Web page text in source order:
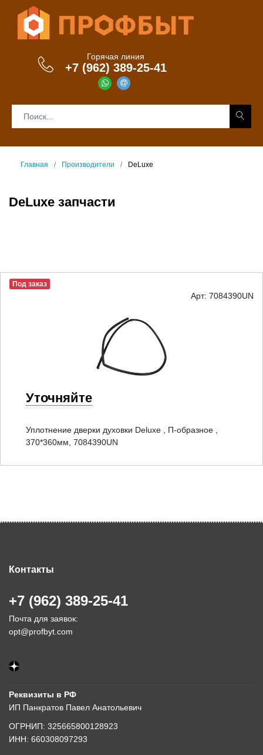
Горячая линия
+7 (962) 389-25-41
Главная Производители DeLuxe
DeLuxe запчасти
Под заказ
Арт: 7084390UN
Уточняйте
Уплотнение дверки духовки Deluxe , П-образное ,
370*360мм, 7084390UN
Контакты
+7 (962) 389-25-41
Почта для заявок:
opt@profbyt.com
Реквизиты в РФ
ИП Панкратов Павел Анатольевич
ОГРНИП: 325665800128923
ИНН: 660308097293